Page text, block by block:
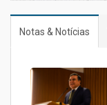
Notas & Notícias